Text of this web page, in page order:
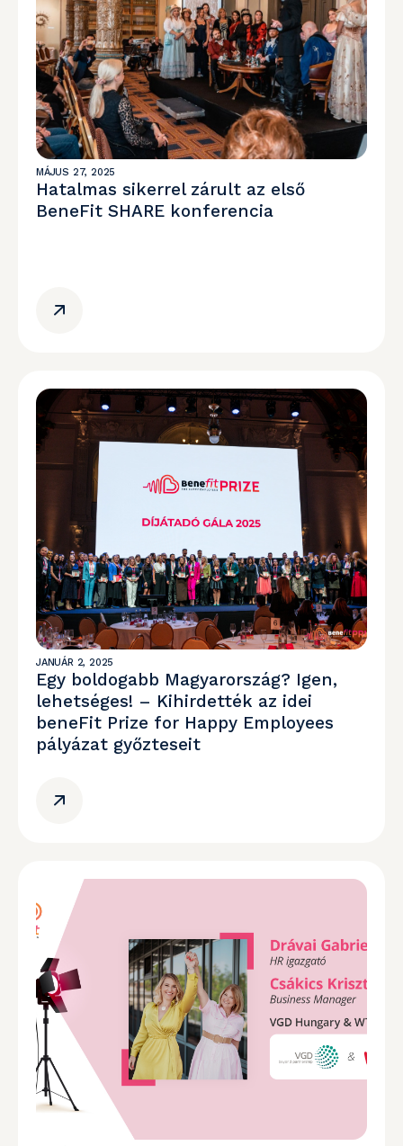
MÁJUS 27, 2025
Hatalmas sikerrel zárult az első
BeneFit SHARE konferencia
JANUÁR 2, 2025
Egy boldogabb Magyarország? Igen,
lehetséges! – Kihirdették az idei
beneFit Prize for Happy Employees
pályázat győzteseit